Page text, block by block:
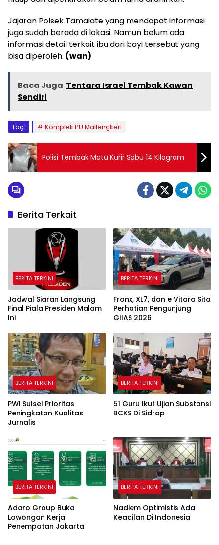
Jajaran Polsek Tamalate yang mendapat informasi
juga sudah berada di lokasi. Namun belum ada
informasi detail terkait ibu dari bayi tersebut yang
bisa diperoleh. (wan)
Baca Juga Tentara Israel Tembak Kawan
Sendiri
Tag: Komplek PU Mallengkeri
Polisi Tembak Matu Kurir Sabu 14 Kilogram
Berita Terkait
BERITA TERKINI
Jadwal Siaran Langsung
Final Piala Presiden Malam
Ini
BERITA TERKINI
Fronx, XL7, dan e Vitara Sita
Perhatian Pengunjung
GIIAS 2026
BERITA TERKINI
PWI Sulsel Prioritas
Peningkatan Kualitas
Jurnalis
BERITA TERKINI
51 Guru Ikut Ujian Substansi
BCKS Di Sidrap
BERITA TERKINI
Adaro Group Buka
Lowongan Kerja
Penempatan Jakarta
BERITA TERKINI
Nadiem Optimistis Ada
Keadilan Di Indonesia